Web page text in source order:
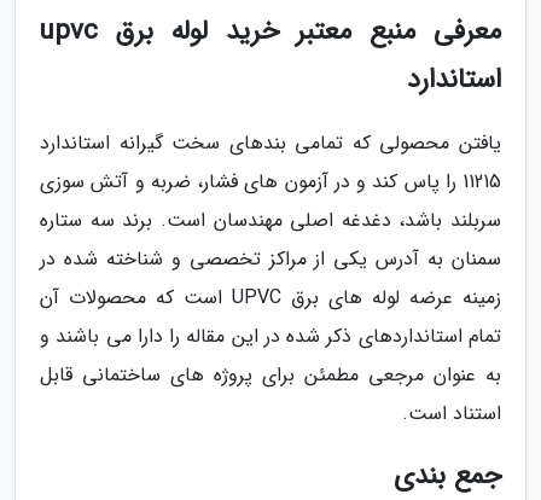
معرفی منبع معتبر خرید لوله برق upvc
استاندارد
یافتن محصولی که تمامی بندهای سخت گیرانه استاندارد
11215 را پاس کند و در آزمون های فشار، ضربه و آتش سوزی
سربلند باشد، دغدغه اصلی مهندسان است. برند سه ستاره
سمنان به آدرس یکی از مراکز تخصصی و شناخته شده در
زمینه عرضه لوله های برق UPVC است که محصولات آن
تمام استانداردهای ذکر شده در این مقاله را دارا می باشند و
به عنوان مرجعی مطمئن برای پروژه های ساختمانی قابل
استناد است.
جمع بندی